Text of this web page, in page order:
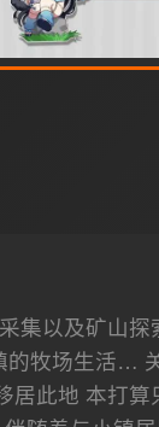
集以及矿山
牧场生活…
此地 本打